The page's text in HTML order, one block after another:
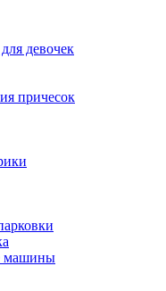
девочек
причесок
машины